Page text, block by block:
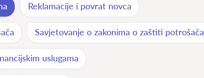
Reklamacije i povrat novca
Savjetovanje o zakonima o zaštiti potrošača
uslugama